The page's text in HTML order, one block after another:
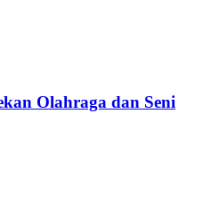
Olahraga dan Seni